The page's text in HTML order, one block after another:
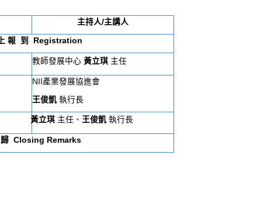
主持人/主講人
上 報 到 Registration
教師發展中心黃立琪 主任
NII產業發展協進會
王俊凱 執行長
黃立琪 主任、 王俊凱 執行長
歸Closing Remarks